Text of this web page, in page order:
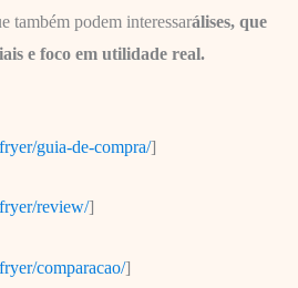
também podem interessarálises, que
e foco em utilidade real.
guia-de-compra/]
review/]
comparacao/]